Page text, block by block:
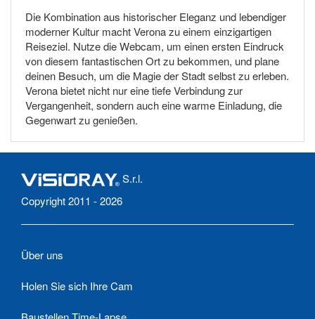
Die Kombination aus historischer Eleganz und lebendiger
moderner Kultur macht Verona zu einem einzigartigen
Reiseziel. Nutze die Webcam, um einen ersten Eindruck
von diesem fantastischen Ort zu bekommen, und plane
deinen Besuch, um die Magie der Stadt selbst zu erleben.
Verona bietet nicht nur eine tiefe Verbindung zur
Vergangenheit, sondern auch eine warme Einladung, die
Gegenwart zu genießen.
S.r.l.
Copyright 2011 - 2026
Über uns
Holen Sie sich Ihre Cam